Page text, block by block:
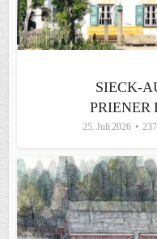
SIECK-
PRIENER
25. Juli 2026